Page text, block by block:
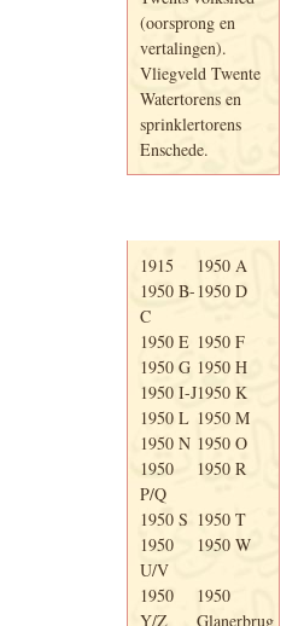
(oorsprong en
vertalingen).
Vliegveld Twente
Watertorens en
sprinklertorens
Enschede.
1915
1950 A
1950 B-
C
1950 D
1950 E 1950 F
1950 G 1950 H
1950 I-J1950 K
1950 L 1950 M
1950 N 1950 O
1950
P/Q
1950 R
1950 S 1950 T
1950
U/V
1950 W
1950
Y/Z
1950
Glanerbrug